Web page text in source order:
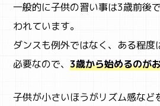
一般的に子供の習い事は3歳前後
われています。
ダンスも例外ではなく、ある程度
必要なので、3歳から始めるのが
子供が小さいほうがリズム感など